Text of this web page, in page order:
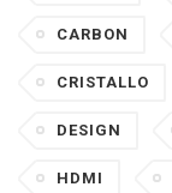
CARBON
CRISTALLO
DESIGN
HDMI